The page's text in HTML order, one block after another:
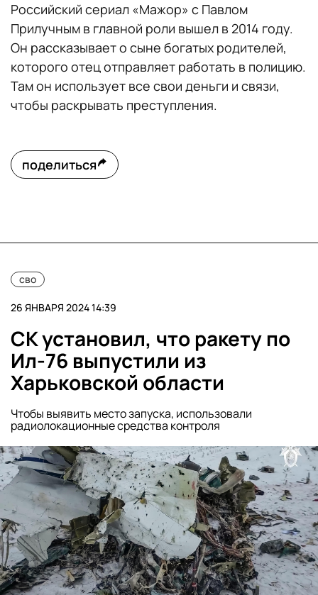
Российский сериал «Мажор» с Павлом
Прилучным в главной роли вышел в 2014 году.
Он рассказывает о сыне богатых родителей,
которого отец отправляет работать в полицию.
Там он использует все свои деньги и связи,
чтобы раскрывать преступления.
поделиться
сво
26 ЯНВАРЯ 2024 14:39
СК установил, что ракету по
Ил-76 выпустили из
Харьковской области
Чтобы выявить место запуска, использовали
радиолокационные средства контроля